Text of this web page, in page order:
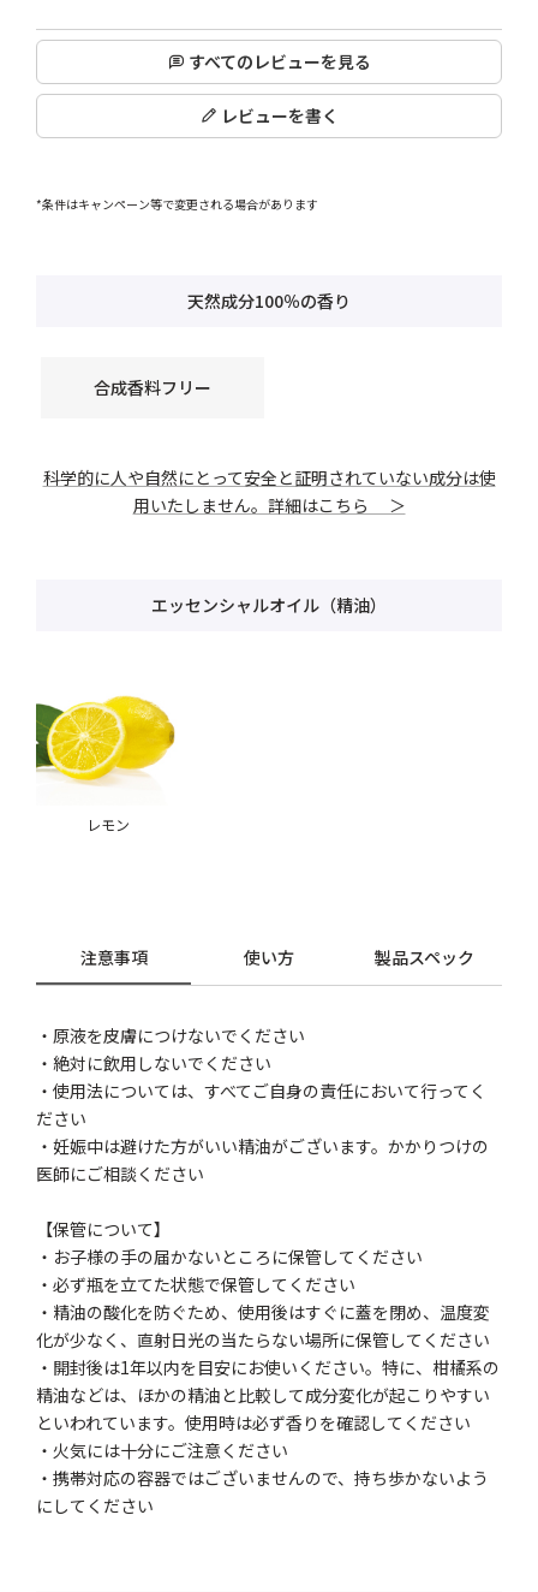
すべてのレビューを見る
レビューを書く
*条件はキャンペーン等で変更される場合があります
天然成分100％の香り
合成香料フリー
科学的に人や自然にとって安全と証明されていない成分は使
用いたしません。詳細はこちら ＞
エッセンシャルオイル（精油）
レモン
注意事項 使い方 製品スペック
・原液を皮膚につけないでください
・絶対に飲用しないでください
・使用法については、すべてご自身の責任において行ってく
ださい
・妊娠中は避けた方がいい精油がございます。かかりつけの
医師にご相談ください
【保管について】
・お子様の手の届かないところに保管してください
・必ず瓶を立てた状態で保管してください
・精油の酸化を防ぐため、使用後はすぐに蓋を閉め、温度変
化が少なく、直射日光の当たらない場所に保管してください
・開封後は1年以内を目安にお使いください。特に、柑橘系の
精油などは、ほかの精油と比較して成分変化が起こりやすい
といわれています。使用時は必ず香りを確認してください
・火気には十分にご注意ください
・携帯対応の容器ではございませんので、持ち歩かないよう
にしてください